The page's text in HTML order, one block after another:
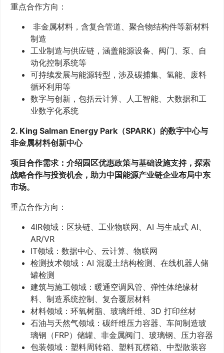
重点合作方向：
非金属材料，含复合管道、聚合物结构件等新材料
制造
工业制造与供应链，涵盖能源设备、阀门、泵、自
动化控制系统等
可持续发展与能源转型，涉及碳捕集、氢能、废料
循环利用等
数字与创新，包括云计算、人工智能、大数据和工
业数字化系统
2. King Salman Energy Park（SPARK）的数字中心与
非金属材料创新中心
项目合作需求：介绍园区优惠政策与基础设施支持，探索
战略合作与投资机会，助力中国能源产业链企业布局中东
市场。
重点合作方向：
4IR领域：区块链、工业物联网、AI 与生成式 AI、
AR/VR
IT领域：数据中心、云计算、物联网
检测技术领域：AI 混凝土结构检测、在线机器人储
罐检测
建筑与施工领域：暖通空调风管、弹性体绝缘材
料、制造系统控制、复合覆层材料
材料领域：环氧树脂、玻璃纤维、3D 打印丝材
石油与天然气领域：碳纤维压力容器、车间制造玻
璃钢（FRP）储罐、非金属阀门、玻璃钢、压力容器
包装领域：塑料周转箱、塑料瓦楞箱、中型散装容